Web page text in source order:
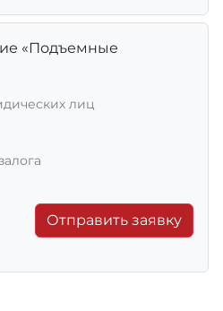
«Подъемные
лиц
Отправить заявку